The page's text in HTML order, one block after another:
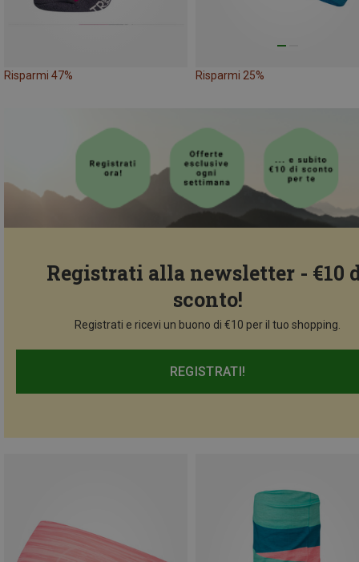
Risparmi 47% Risparmi 25%
Registrati alla newsletter - €10
sconto!
Registrati e ricevi un buono di €10 per il tuo shopping.
REGISTRATI!